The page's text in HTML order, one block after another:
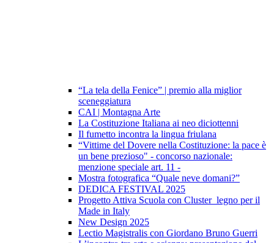
“La tela della Fenice” | premio alla miglior
sceneggiatura
CAI | Montagna Arte
La Costituzione Italiana ai neo diciottenni
Il fumetto incontra la lingua friulana
“Vittime del Dovere nella Costituzione: la pace è
un bene prezioso" - concorso nazionale:
menzione speciale art. 11 -
Mostra fotografica “Quale neve domani?”
DEDICA FESTIVAL 2025
Progetto Attiva Scuola con Cluster_legno per il
Made in Italy
New Design 2025
Lectio Magistralis con Giordano Bruno Guerri